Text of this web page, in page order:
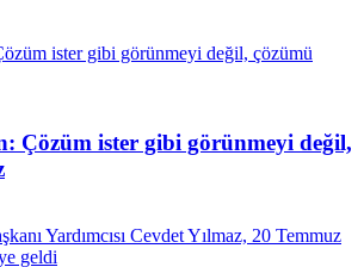
Çözüm ister gibi görünmeyi değil,